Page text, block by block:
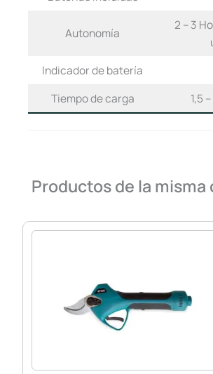
Autonomía
2 – 3
Indicador de batería
Tiempo de carga
1,5
Productos de la misma